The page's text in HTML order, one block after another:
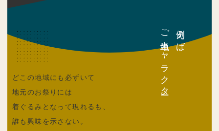
例えば
ご当地キャラクター。
どこの地域にも必ずいて
地元のお祭りには
着ぐるみとなって現れるも、
誰も興味を示さない。